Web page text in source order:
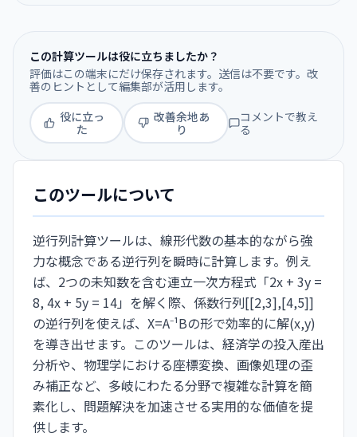
この計算ツールは役に立ちましたか？
評価はこの端末にだけ保存されます。送信は不要です。改
善のヒントとして編集部が活用します。
役に立っ
た
改善余地あ
り
コメントで教え
る
このツールについて
逆行列計算ツールは、線形代数の基本的ながら強
力な概念である逆行列を瞬時に計算します。例え
ば、2つの未知数を含む連立一次方程式「2x + 3y =
8, 4x + 5y = 14」を解く際、係数行列[[2,3],[4,5]]
の逆行列を使えば、X=A⁻¹Bの形で効率的に解(x,y)
を導き出せます。このツールは、経済学の投入産出
分析や、物理学における座標変換、画像処理の歪
み補正など、多岐にわたる分野で複雑な計算を簡
素化し、問題解決を加速させる実用的な価値を提
供します。